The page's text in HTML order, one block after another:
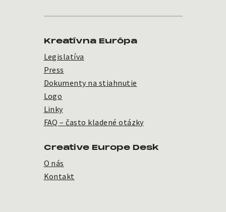
Kreatívna Európa
Legislatíva
Press
Dokumenty na stiahnutie
Logo
Linky
FAQ – často kladené otázky
Creative Europe Desk
O nás
Kontakt